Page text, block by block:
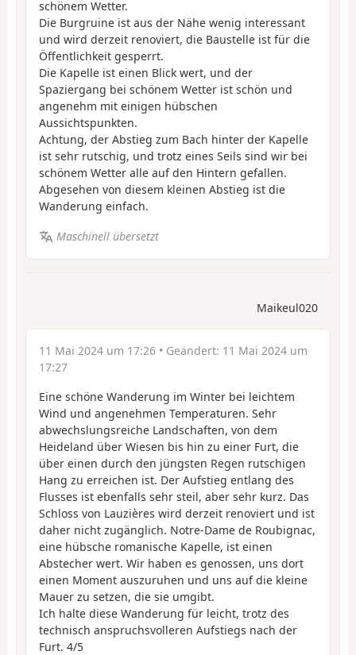
schönem Wetter.
Die Burgruine ist aus der Nähe wenig interessant
und wird derzeit renoviert, die Baustelle ist für die
Öffentlichkeit gesperrt.
Die Kapelle ist einen Blick wert, und der
Spaziergang bei schönem Wetter ist schön und
angenehm mit einigen hübschen
Aussichtspunkten.
Achtung, der Abstieg zum Bach hinter der Kapelle
ist sehr rutschig, und trotz eines Seils sind wir bei
schönem Wetter alle auf den Hintern gefallen.
Abgesehen von diesem kleinen Abstieg ist die
Wanderung einfach.
Maschinell übersetzt
Maikeul020
11 Mai 2024 um 17:26 • Geändert: 11 Mai 2024 um
17:27
Eine schöne Wanderung im Winter bei leichtem
Wind und angenehmen Temperaturen. Sehr
abwechslungsreiche Landschaften, von dem
Heideland über Wiesen bis hin zu einer Furt, die
über einen durch den jüngsten Regen rutschigen
Hang zu erreichen ist. Der Aufstieg entlang des
Flusses ist ebenfalls sehr steil, aber sehr kurz. Das
Schloss von Lauzières wird derzeit renoviert und ist
daher nicht zugänglich. Notre-Dame de Roubignac,
eine hübsche romanische Kapelle, ist einen
Abstecher wert. Wir haben es genossen, uns dort
einen Moment auszuruhen und uns auf die kleine
Mauer zu setzen, die sie umgibt.
Ich halte diese Wanderung für leicht, trotz des
technisch anspruchsvolleren Aufstiegs nach der
Furt. 4/5